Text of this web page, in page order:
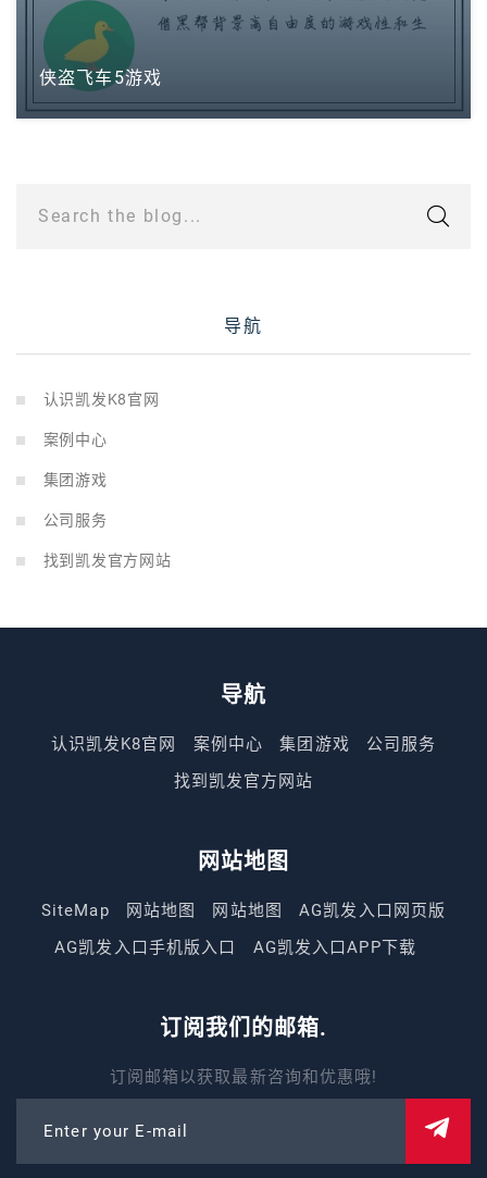
侠盗飞车5游戏
Search the blog...
导航
认识凯发K8官网
案例中心
集团游戏
公司服务
找到凯发官方网站
导航
认识凯发K8官网 案例中心 集团游戏
公司服务
找到凯发官方网站
网站地图
SiteMap 网站地图 网站地图
AG凯发入口网页版
AG凯发入口手机版入口
AG凯发入口APP下载
订阅我们的邮箱.
订阅邮箱以获取最新咨询和优惠哦!
Enter your E-mail